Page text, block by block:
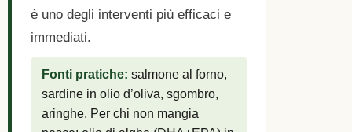
è uno degli interventi più efficaci e
immediati.
Fonti pratiche: salmone al forno,
sardine in olio d’oliva, sgombro,
aringhe. Per chi non mangia